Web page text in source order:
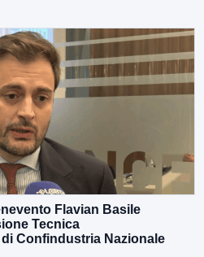
Flavian Basile
Tecnica
Confindustria Nazionale